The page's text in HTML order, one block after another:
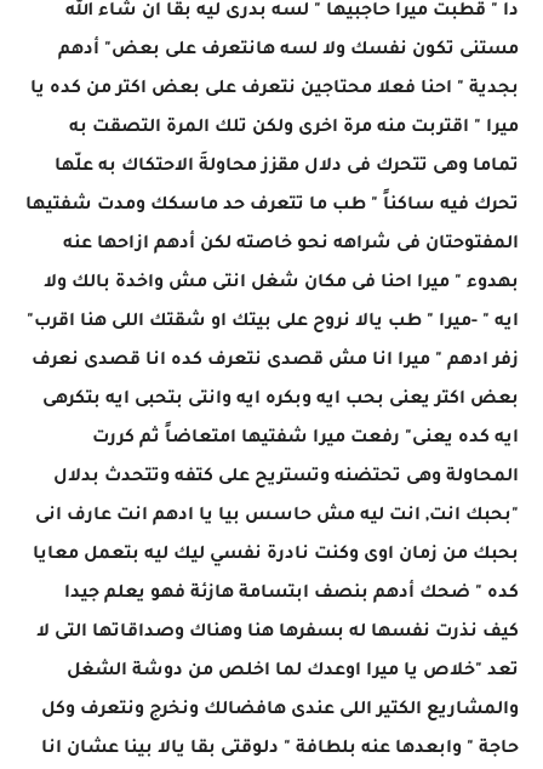
دا " قطبت ميرا حاجبيها " لسه بدرى ليه بقا ان شاء الله
مستنى تكون نفسك ولا لسه هانتعرف على بعض" أدهم
بجدية " احنا فعلا محتاجين نتعرف على بعض اكتر من كده يا
ميرا " اقتربت منه مرة اخرى ولكن تلك المرة التصقت به
تماما وهى تتحرك فى دلال مقزز محاولةَ الاحتكاك به علّها
تحرك فيه ساكناً " طب ما تتعرف حد ماسكك ومدت شفتيها
المفتوحتان فى شراهه نحو خاصته لكن أدهم ازاحها عنه
بهدوء " ميرا احنا فى مكان شغل انتى مش واخدة بالك ولا
ايه " -ميرا " طب يالا نروح على بيتك او شقتك اللى هنا اقرب"
زفر ادهم " ميرا انا مش قصدى نتعرف كده انا قصدى نعرف
بعض اكتر يعنى بحب ايه وبكره ايه وانتى بتحبى ايه بتكرهى
ايه كده يعنى" رفعت ميرا شفتيها امتعاضاً ثم كررت
المحاولة وهى تحتضنه وتستريح على كتفه وتتحدث بدلال
"بحبك انت, انت ليه مش حاسس بيا يا ادهم انت عارف انى
بحبك من زمان اوى وكنت نادرة نفسي ليك ليه بتعمل معايا
كده " ضحك أدهم بنصف ابتسامة هازئة فهو يعلم جيدا
كيف نذرت نفسها له بسفرها هنا وهناك وصداقاتها التى لا
تعد "خلاص يا ميرا اوعدك لما اخلص من دوشة الشغل
والمشاريع الكتير اللى عندى هافضالك ونخرج ونتعرف وكل
حاجة " وابعدها عنه بلطافة " دلوقتى بقا يالا بينا عشان انا